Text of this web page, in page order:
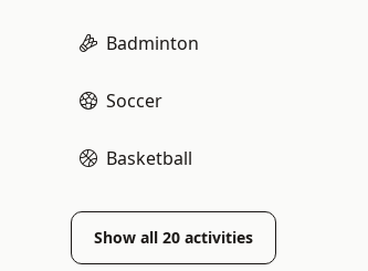
Badminton
Soccer
Basketball
Show all 20 activities